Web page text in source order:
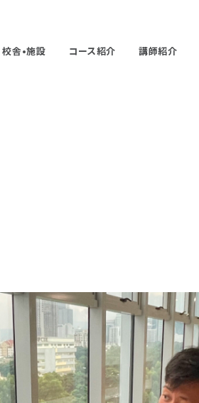
校舎•施設 コース紹介 講師紹介